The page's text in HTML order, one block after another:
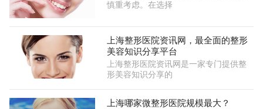
慎重考虑。在选择
上海整形医院资讯网，最全面的整形
美容知识分享平台
上海整形医院资讯网是一家专门提供整
形美容知识分享的
上海哪家微整形医院规模最大？